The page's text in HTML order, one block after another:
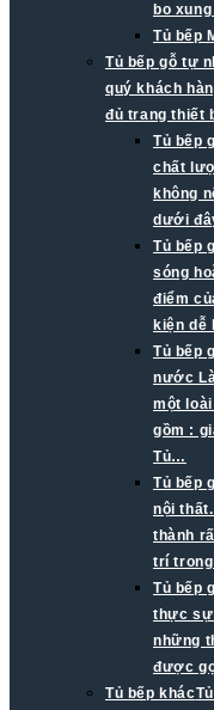
bo
Tủ bếp
Tủ bếp gỗ tự
quý khách
đủ trang thiết
Tủ bếp
chất
không
dưới
Tủ bếp
sóng
điểm
kiện dễ
Tủ bếp
nước
một
gồm :
Tủ…
Tủ bếp
nội
thành
trí trong
Tủ bếp
thực sự
những
được
Tủ bếp khác